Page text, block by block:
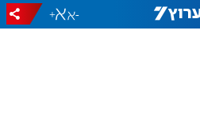
-
+